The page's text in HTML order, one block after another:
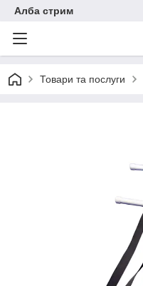
Алба стрим
Товари та послуги